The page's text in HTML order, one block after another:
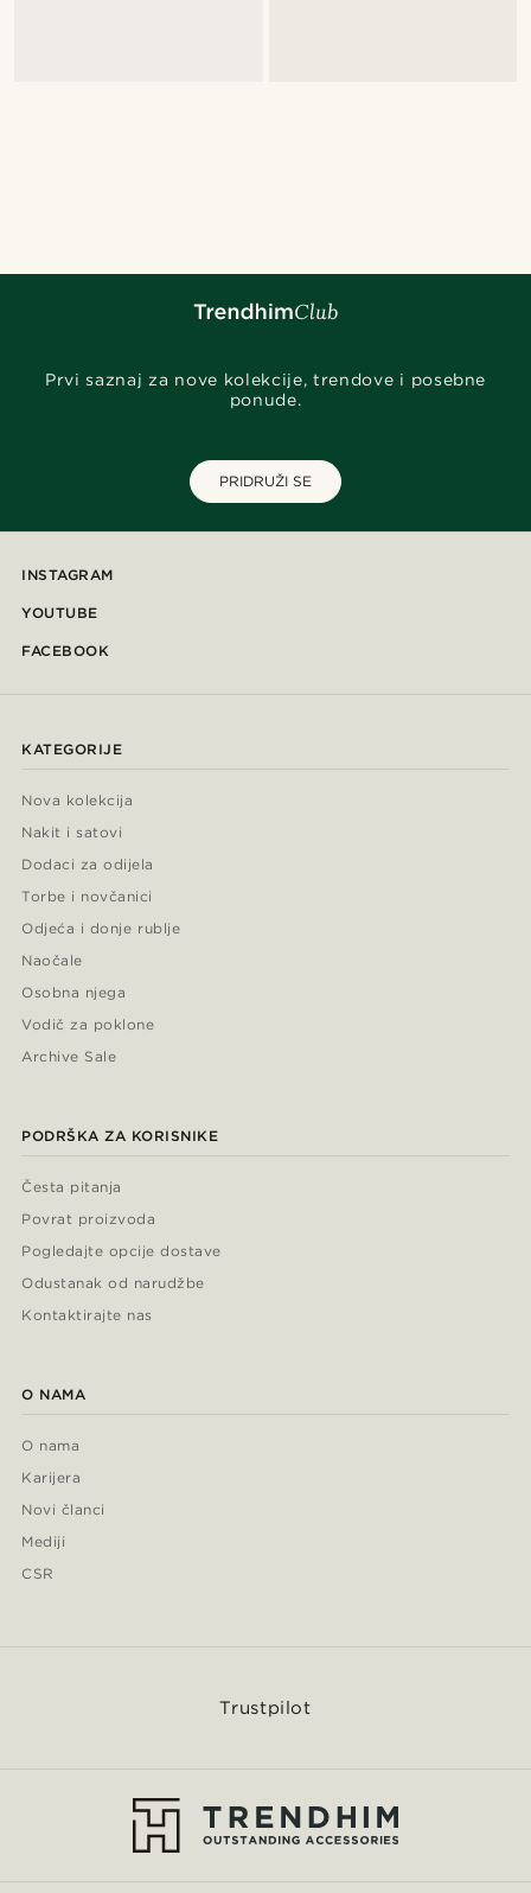
Prvi saznaj za nove kolekcije, trendove i posebne
ponude.
PRIDRUŽI SE
INSTAGRAM
YOUTUBE
FACEBOOK
KATEGORIJE
Nova kolekcija
Nakit i satovi
Dodaci za odijela
Torbe i novčanici
Odjeća i donje rublje
Naočale
Osobna njega
Vodič za poklone
Archive Sale
PODRŠKA ZA KORISNIKE
Česta pitanja
Povrat proizvoda
Pogledajte opcije dostave
Odustanak od narudžbe
Kontaktirajte nas
O NAMA
O nama
Karijera
Novi članci
Mediji
CSR
Trustpilot